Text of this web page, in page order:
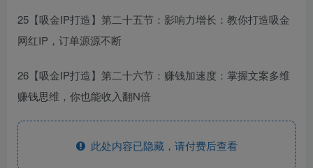
25【吸金IP打造】第二十五节：影响力增长：教你打造吸金
网红IP，订单源源不断
26【吸金IP打造】第二十六节：赚钱加速度：掌握文案多维
赚钱思维，你也能收入翻N倍
此处内容已隐藏，请付费后查看